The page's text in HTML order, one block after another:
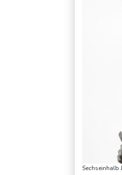
Papst Leo XIV. will bei
Sechseinhalb